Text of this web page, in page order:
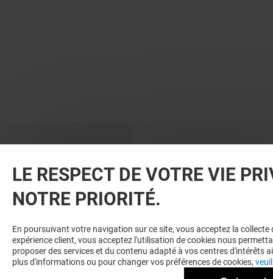
LE RESPECT DE VOTRE VIE
NOTRE PRIORITÉ.
En poursuivant votre navigation sur ce site, vous acceptez la
expérience client, vous acceptez l'utilisation de cookies nous
proposer des services et du contenu adapté à vos centres d'intérêts
plus d'informations ou pour changer vos préférences de cookies,